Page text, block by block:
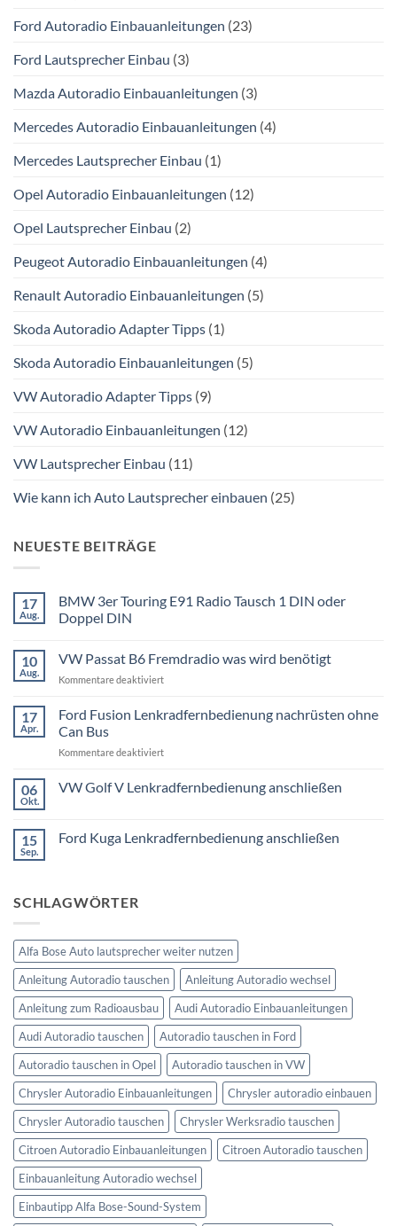
Ford Autoradio Einbauanleitungen (23)
Ford Lautsprecher Einbau (3)
Mazda Autoradio Einbauanleitungen (3)
Mercedes Autoradio Einbauanleitungen (4)
Mercedes Lautsprecher Einbau (1)
Opel Autoradio Einbauanleitungen (12)
Opel Lautsprecher Einbau (2)
Peugeot Autoradio Einbauanleitungen (4)
Renault Autoradio Einbauanleitungen (5)
Skoda Autoradio Adapter Tipps (1)
Skoda Autoradio Einbauanleitungen (5)
VW Autoradio Adapter Tipps (9)
VW Autoradio Einbauanleitungen (12)
VW Lautsprecher Einbau (11)
Wie kann ich Auto Lautsprecher einbauen (25)
NEUESTE BEITRÄGE
17
Aug.
BMW 3er Touring E91 Radio Tausch 1 DIN oder
Doppel DIN
zu
3er
Radio
Tausch
1
DIN
DIN
10
Aug.
VW Passat B6 Fremdradio was wird benötigt
Kommentare deaktiviertfür
Passat
B6
was
benötigt
17
Apr.
Ford Fusion Lenkradfernbedienung nachrüsten ohne
Can Bus
Kommentare deaktiviertfür
Fusion
Lenkradfernbedienung
Can
06
Okt.
VW Golf V Lenkradfernbedienung anschließen
VW
15
Sep.
Ford Kuga Lenkradfernbedienung anschließen
Kuga
SCHLAGWÖRTER
Alfa Bose Auto lautsprecher weiter nutzen
Anleitung Autoradio tauschen
Anleitung Autoradio wechsel
Anleitung zum Radioausbau
Audi Autoradio Einbauanleitungen
Audi Autoradio tauschen
Autoradio tauschen in Ford
Autoradio tauschen in Opel
Autoradio tauschen in VW
Chrysler Autoradio Einbauanleitungen
Chrysler autoradio einbauen
Chrysler Autoradio tauschen
Chrysler Werksradio tauschen
Citroen Autoradio Einbauanleitungen
Citroen Autoradio tauschen
Einbauanleitung Autoradio wechsel
Einbautipp Alfa Bose-Sound-System